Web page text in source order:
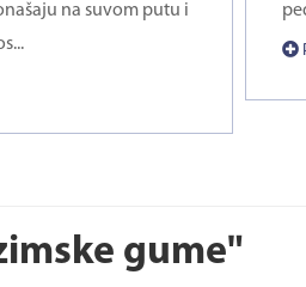
na suvom putu i
gume"